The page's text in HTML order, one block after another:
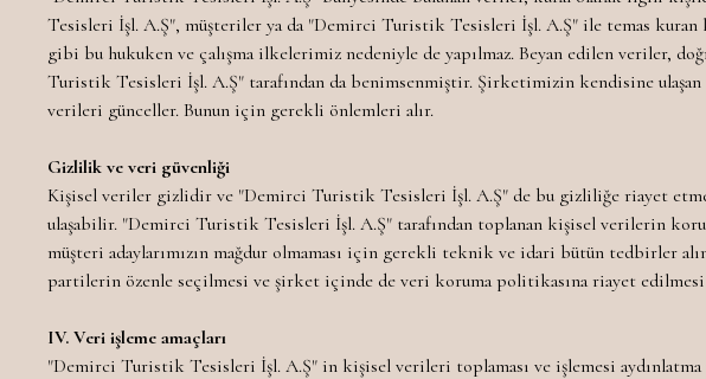
Tesisleri İşl. A.Ş", müşteriler ya da "Demirci Turistik Tesisleri İşl. A.Ş" ile temas
gibi bu hukuken ve çalışma ilkelerimiz nedeniyle de yapılmaz. Beyan edilen veriler,
Turistik Tesisleri İşl. A.Ş" tarafından da benimsenmiştir. Şirketimizin kendisine
verileri günceller. Bunun için gerekli önlemleri alır.
Gizlilik ve veri güvenliği
Kişisel veriler gizlidir ve "Demirci Turistik Tesisleri İşl. A.Ş" de bu gizliliğe riayet
ulaşabilir. "Demirci Turistik Tesisleri İşl. A.Ş" tarafından toplanan kişisel verilerin
müşteri adaylarımızın mağdur olmaması için gerekli teknik ve idari bütün tedbirler
partilerin özenle seçilmesi ve şirket içinde de veri koruma politikasına riayet edilmesi
IV. Veri işleme amaçları
"Demirci Turistik Tesisleri İşl. A.Ş" in kişisel verileri toplaması ve işlemesi